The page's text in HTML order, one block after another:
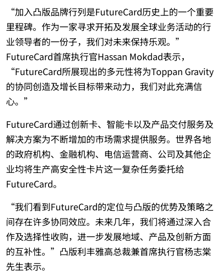
“加入凸版品牌行列是FutureCard历史上的一个重要
里程碑。作为一家寻求开拓及发展全球业务活动的行
业领导者的一份子，我们对未来保持乐观。”
FutureCard首席执行官Hassan Mokdad表示，
“FutureCard所展现出的多元性将为Toppan Gravity
的协同创造及增长目标带来动力，我们对此充满信
心。”
FutureCard通过创新卡、智能卡以及产品交付服务及
解决方案为不断增加的市场需求提供服务。世界各地
的政府机构、金融机构、电信运营商、公司及其他企
业均将生产高安全性卡片这一复杂任务委托给
FutureCard。
“我们看到FutureCard的定位与凸版的优势及策略之
间存在许多协同效应。未来几年，我们将通过深入合
作及选择性收购，进一步发展地域、产品及创新方面
的互补性。”凸版利丰雅高总裁兼首席执行官杨志棠
先生表示。